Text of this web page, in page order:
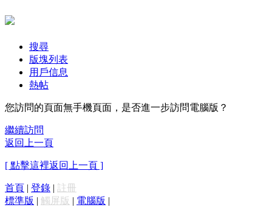
搜尋
版塊列表
用戶信息
熱帖
您訪問的頁面無手機頁面，是否進一步訪問電腦版？
繼續訪問
返回上一頁
[ 點擊這裡返回上一頁 ]
首頁 | 登錄 | 註冊
標準版 | 觸屏版 | 電腦版 |